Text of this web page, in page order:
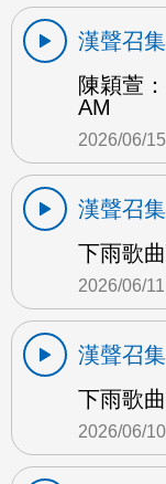
漢聲召
陳穎萱
AM
2026/06/15
漢聲召
下雨歌
2026/06/11
漢聲召
下雨歌
2026/06/10